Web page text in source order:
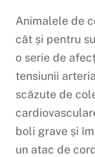
Animalele de
cât și pentru
o serie de
tensiunii
scăzute de
boli grave și
un atac de